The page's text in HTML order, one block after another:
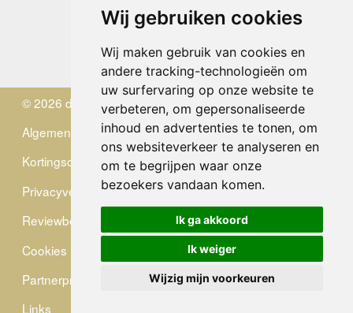
Wij gebruiken cookies
Wij maken gebruik van cookies en
andere tracking-technologieën om
uw surfervaring op onze website te
verbeteren, om gepersonaliseerde
inhoud en advertenties te tonen, om
ons websiteverkeer te analyseren en
om te begrijpen waar onze
bezoekers vandaan komen.
Ik ga akkoord
Ik weiger
Wijzig mijn voorkeuren
Donderdag
10.00 - 12.30 en 13.30 - 17.00
Vrijdag 10.00 - 12.30 en 13.30 - 17.00
Zaterdag
gesloten
Zondag gesloten
© 2026 de Zwerver
Algemene Voorwaarden
Kortingscode
Privacyverklaring
Reviewbeleid
Cookies
Partnerprogramma
Links